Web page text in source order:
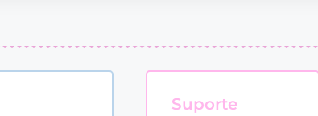
Suporte